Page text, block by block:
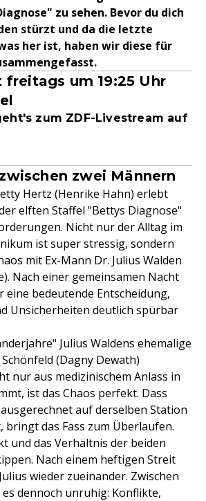
zu sehen. Bevor du dich
stürzt und da die letzte
her ist, haben wir diese für
um 19:25 Uhr
zum ZDF-Livestream auf
zwei Männern
Hertz (Henrike Hahn) erlebt
elften Staffel "Bettys Diagnose"
Nicht nur der Alltag im
ist super stressig, sondern
mit Ex-Mann Dr. Julius Walden
Nach einer gemeinsamen Nacht
eine bedeutende Entscheidung,
Unsicherheiten deutlich spürbar
Julius Waldens ehemalige
(Dagny Dewath)
nur aus medizinischem Anlass in
ist das Chaos perfekt. Dass
auf derselben Station
bringt das Fass zum Überlaufen.
und das Verhältnis der beiden
Nach einem heftigen Streit
wieder zueinander. Zwischen
dennoch unruhig: Konflikte,